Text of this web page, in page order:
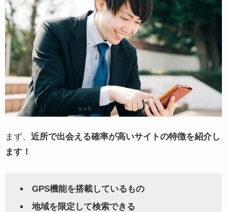
まず、 近所で出会える確率が高いサイトの特徴を紹介し
ます！
GPS機能を搭載しているもの
地域を限定して検索できる